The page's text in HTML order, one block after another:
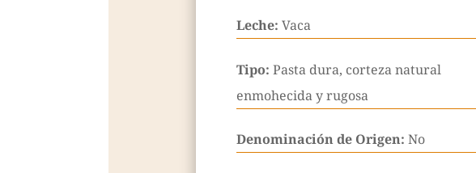
Leche: Vaca
Tipo: Pasta dura, corteza natural
enmohecida y rugosa
Denominación de Origen: No